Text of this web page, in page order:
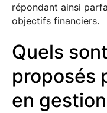
répondant ainsi
objectifs financiers.
Quels
proposés
en